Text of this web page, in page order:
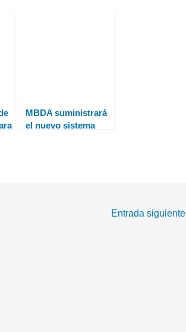
MBDA suministrará
el nuevo sistema
Entrada siguiente